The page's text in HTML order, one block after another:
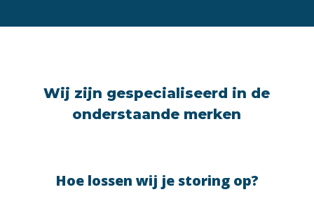
Wij zijn gespecialiseerd in de
onderstaande merken
Hoe lossen wij je storing op?